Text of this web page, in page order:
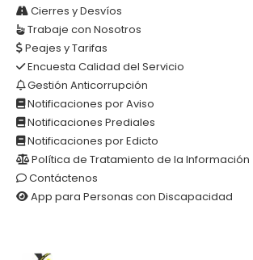
Cierres y Desvíos
Trabaje con Nosotros
Peajes y Tarifas
Encuesta Calidad del Servicio
Gestión Anticorrupción
Notificaciones por Aviso
Notificaciones Prediales
Notificaciones por Edicto
Política de Tratamiento de la Información
Contáctenos
App para Personas con Discapacidad